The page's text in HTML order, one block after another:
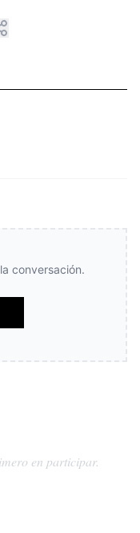
conversación.
en participar.